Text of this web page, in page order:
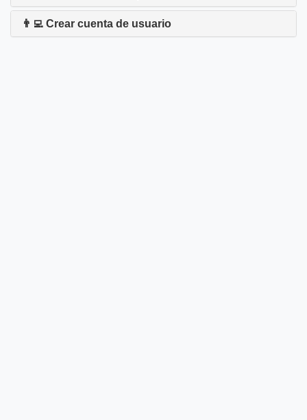
👨‍💻 Crear cuenta de usuario